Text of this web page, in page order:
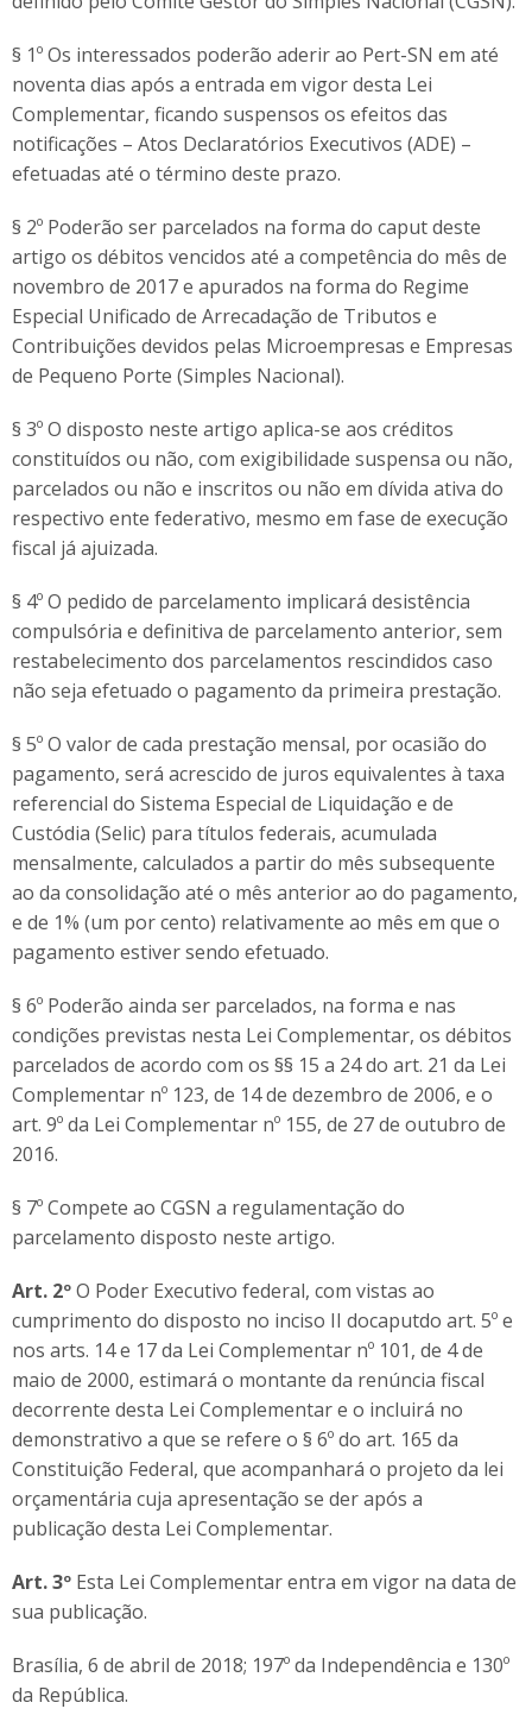
§ 1º Os interessados poderão aderir ao Pert-SN em até
noventa dias após a entrada em vigor desta Lei
Complementar, ficando suspensos os efeitos das
notificações – Atos Declaratórios Executivos (ADE) –
efetuadas até o término deste prazo.
§ 2º Poderão ser parcelados na forma do caput deste
artigo os débitos vencidos até a competência do mês de
novembro de 2017 e apurados na forma do Regime
Especial Unificado de Arrecadação de Tributos e
Contribuições devidos pelas Microempresas e Empresas
de Pequeno Porte (Simples Nacional).
§ 3º O disposto neste artigo aplica-se aos créditos
constituídos ou não, com exigibilidade suspensa ou não,
parcelados ou não e inscritos ou não em dívida ativa do
respectivo ente federativo, mesmo em fase de execução
fiscal já ajuizada.
§ 4º O pedido de parcelamento implicará desistência
compulsória e definitiva de parcelamento anterior, sem
restabelecimento dos parcelamentos rescindidos caso
não seja efetuado o pagamento da primeira prestação.
§ 5º O valor de cada prestação mensal, por ocasião do
pagamento, será acrescido de juros equivalentes à taxa
referencial do Sistema Especial de Liquidação e de
Custódia (Selic) para títulos federais, acumulada
mensalmente, calculados a partir do mês subsequente
ao da consolidação até o mês anterior ao do pagamento,
e de 1% (um por cento) relativamente ao mês em que o
pagamento estiver sendo efetuado.
§ 6º Poderão ainda ser parcelados, na forma e nas
condições previstas nesta Lei Complementar, os débitos
parcelados de acordo com os §§ 15 a 24 do art. 21 da Lei
Complementar nº 123, de 14 de dezembro de 2006, e o
art. 9º da Lei Complementar nº 155, de 27 de outubro de
2016.
§ 7º Compete ao CGSN a regulamentação do
parcelamento disposto neste artigo.
Art. 2ºO Poder Executivo federal, com vistas ao
cumprimento do disposto no inciso II docaputdo art. 5º e
nos arts. 14 e 17 da Lei Complementar nº 101, de 4 de
maio de 2000, estimará o montante da renúncia fiscal
decorrente desta Lei Complementar e o incluirá no
demonstrativo a que se refere o § 6º do art. 165 da
Constituição Federal, que acompanhará o projeto da lei
orçamentária cuja apresentação se der após a
publicação desta Lei Complementar.
Art. 3º Esta Lei Complementar entra em vigor na data de
sua publicação.
Brasília, 6 de abril de 2018; 197º da Independência e 130º
da República.